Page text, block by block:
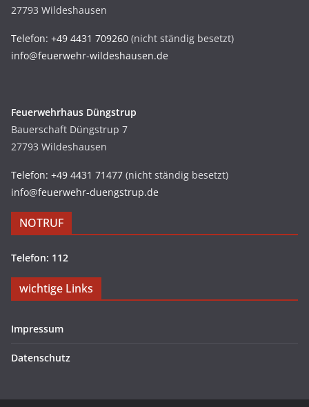
27793 Wildeshausen
Telefon: +49 4431 709260 (nicht ständig besetzt)
info@feuerwehr-wildeshausen.de
Feuerwehrhaus Düngstrup
Bauerschaft Düngstrup 7
27793 Wildeshausen
Telefon: +49 4431 71477 (nicht ständig besetzt)
info@feuerwehr-duengstrup.de
NOTRUF
Telefon: 112
wichtige Links
Impressum
Datenschutz